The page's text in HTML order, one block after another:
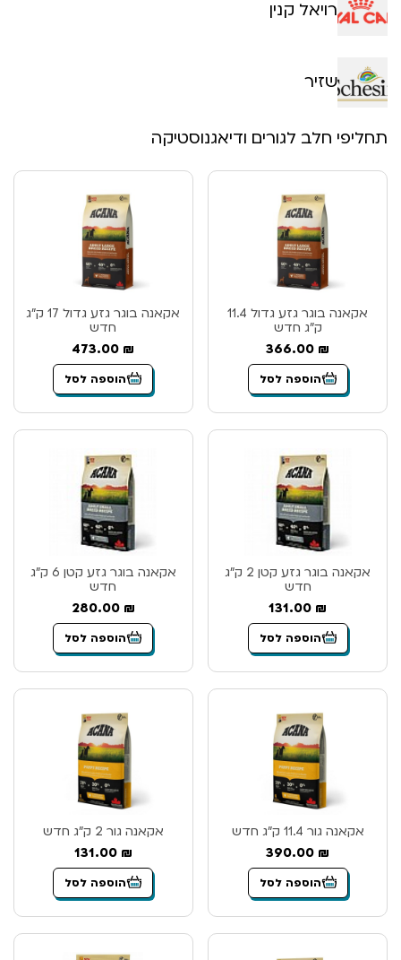
רויאל קנין
שזיר
תחליפי חלב לגורים ודיאגנוסטיקה
אקאנה בוגר גזע גדול 11.4
ק”ג חדש
366.00 ₪
הוספה לסל
אקאנה בוגר גזע גדול 17 ק”ג
חדש
473.00 ₪
הוספה לסל
אקאנה בוגר גזע קטן 2 ק”ג
חדש
131.00 ₪
הוספה לסל
אקאנה בוגר גזע קטן 6 ק”ג
חדש
280.00 ₪
הוספה לסל
אקאנה גור 11.4 ק”ג חדש
390.00 ₪
הוספה לסל
אקאנה גור 2 ק”ג חדש
131.00 ₪
הוספה לסל